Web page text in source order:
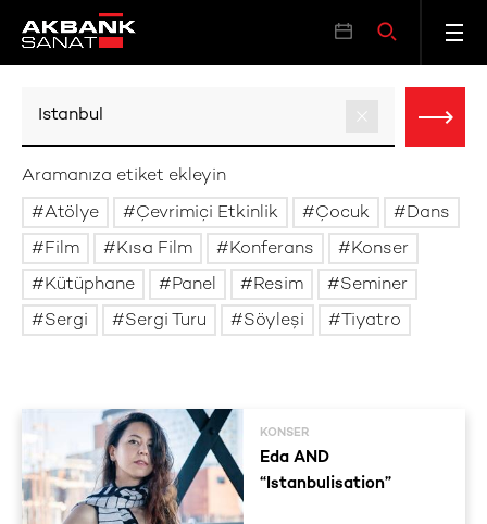
Aramanıza etiket ekleyin
Atölye
Çevrimiçi Etkinlik Çocuk
Dans
Film
Kısa Film Konferans
Konser
Kütüphane
Panel Resim
Seminer
Sergi
Sergi Turu Söyleşi Tiyatro
KONSER
Eda AND
“Istanbulisation”